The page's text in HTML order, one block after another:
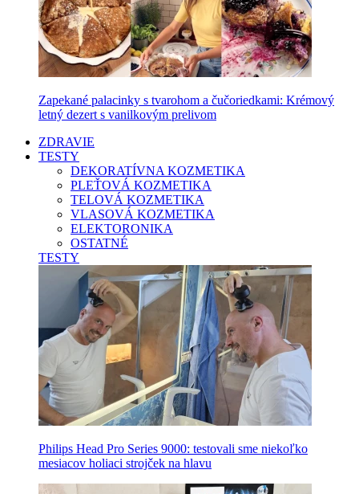
Zapekané palacinky s tvarohom a čučoriedkami: Krémový
letný dezert s vanilkovým prelivom
ZDRAVIE
TESTY
DEKORATÍVNA KOZMETIKA
PLEŤOVÁ KOZMETIKA
TELOVÁ KOZMETIKA
VLASOVÁ KOZMETIKA
ELEKTORONIKA
OSTATNÉ
TESTY
Philips Head Pro Series 9000: testovali sme niekoľko
mesiacov holiaci strojček na hlavu